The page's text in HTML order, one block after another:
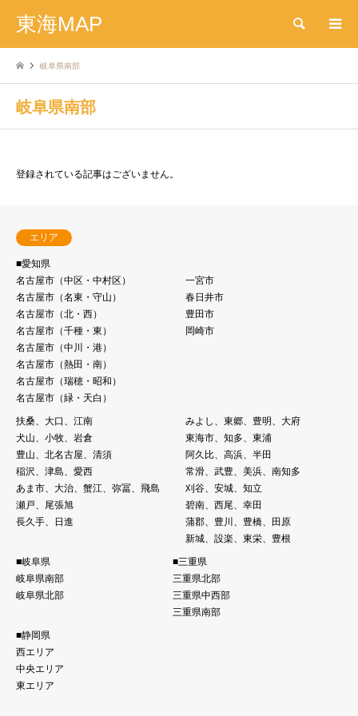
東海MAP 検索
岐⾩県南部
岐⾩県南部
登録されている記事はございません。
エリア
■愛知県
名古屋市（中区・中村区）
名古屋市（名東・守⼭）
名古屋市（北・⻄）
名古屋市（千種・東）
名古屋市（中川・港）
名古屋市（熱⽥・南）
名古屋市（瑞穂・昭和）
名古屋市（緑・天白）
一宮市
春日井市
豊田市
岡崎市
扶桑、大口、江南
犬山、小牧、岩倉
豊山、北名古屋、清須
稲沢、津島、愛西
あま市、大治、蟹江、弥冨、飛島
瀬戸、尾張旭
長久手、日進
みよし、東郷、豊明、大府
東海市、知多、東浦
阿久比、高浜、半田
常滑、武豊、美浜、南知多
刈谷、安城、知立
碧南、西尾、幸田
蒲郡、豊川、豊橋、田原
新城、設楽、東栄、豊根
■岐阜県
岐阜県南部
岐阜県北部
■三重県
三重県北部
三重県中西部
三重県南部
■静岡県
西エリア
中央エリア
東エリア